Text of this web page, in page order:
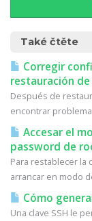
Také čtěte
Corregir
restauración
Después de
encontrar
Accesar el
password de
Para restablecer la
arrancar en modo
Cómo
Una clave SSH le